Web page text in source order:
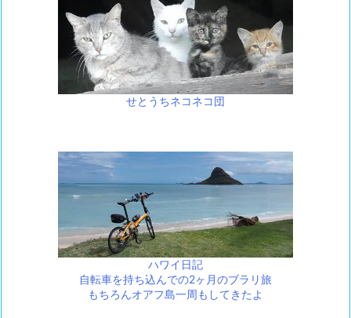
せとうちネコネコ団
ハワイ日記
自転車を持ち込んでの2ヶ月のブラリ旅
もちろんオアフ島一周もしてきたよ